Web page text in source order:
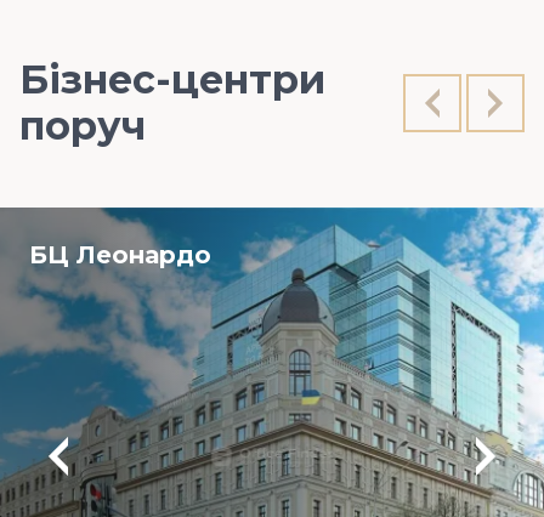
Бізнес-центри
поруч
БЦ Леонардо